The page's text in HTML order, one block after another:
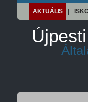
AKTUÁLIS